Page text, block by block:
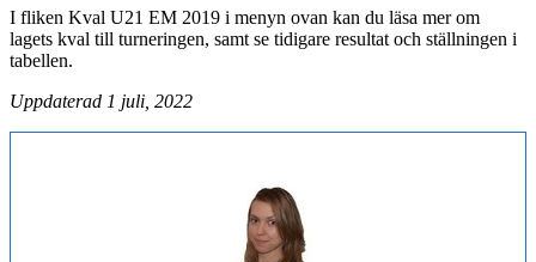
I fliken Kval U21 EM 2019 i menyn ovan kan du läsa mer om
lagets kval till turneringen, samt se tidigare resultat och ställningen i
tabellen.
Uppdaterad 1 juli, 2022